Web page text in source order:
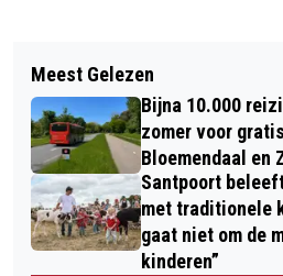
REGISTRATIEPLICHT
HORECABEZOEKERS
VRAGEN OVER
HAALBAARHEID
8 AUGUSTUS 2020:
KATTENDAG
Meest Gelezen
Bijna 10.000
zomer voor
Bloemendaal en
Santpoort
met traditionele
gaat niet om de
kinderen”